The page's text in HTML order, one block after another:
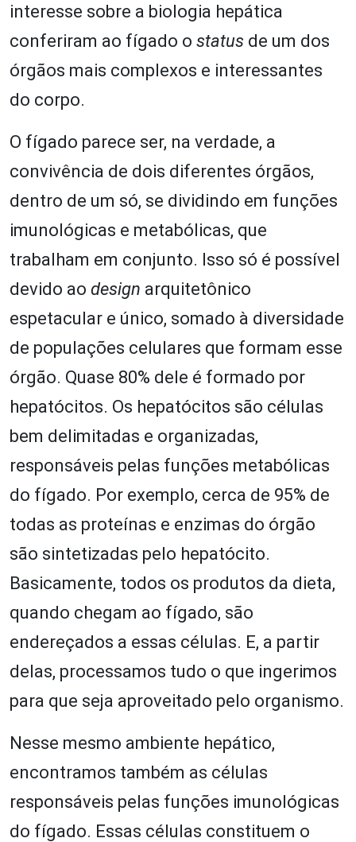
interesse sobre a biologia hepática
conferiram ao fígado o status de um dos
órgãos mais complexos e interessantes
do corpo.
O fígado parece ser, na verdade, a
convivência de dois diferentes órgãos,
dentro de um só, se dividindo em funções
imunológicas e metabólicas, que
trabalham em conjunto. Isso só é possível
devido ao design arquitetônico
espetacular e único, somado à diversidade
de populações celulares que formam esse
órgão. Quase 80% dele é formado por
hepatócitos. Os hepatócitos são células
bem delimitadas e organizadas,
responsáveis pelas funções metabólicas
do fígado. Por exemplo, cerca de 95% de
todas as proteínas e enzimas do órgão
são sintetizadas pelo hepatócito.
Basicamente, todos os produtos da dieta,
quando chegam ao fígado, são
endereçados a essas células. E, a partir
delas, processamos tudo o que ingerimos
para que seja aproveitado pelo organismo.
Nesse mesmo ambiente hepático,
encontramos também as células
responsáveis pelas funções imunológicas
do fígado. Essas células constituem o